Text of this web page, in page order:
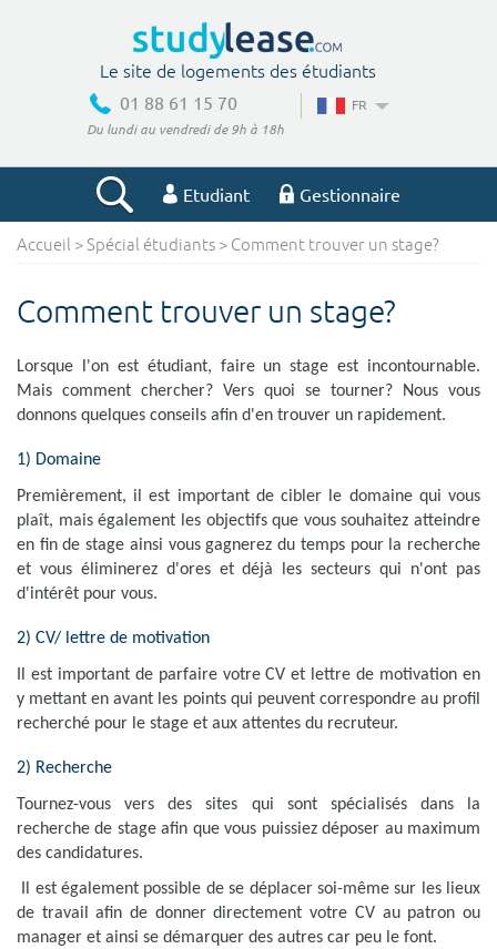
Le site de logements des étudiants
01 88 61 15 70
Du lundi au vendredi de 9h à 18h
FR
Etudiant Gestionnaire
Votre recherche
Ville, école
Budget min Budget max
Surface min
m²
Surface max
m²
Type de location
Colocation
Votre date d'entrée
Accueil >Spécial étudiants > Comment trouver un stage?
Comment trouver un stage?
Lorsque l'on est étudiant, faire un stage est incontournable.
Mais comment chercher? Vers quoi se tourner? Nous vous
donnons quelques conseils afin d'en trouver un rapidement.
1) Domaine
Premièrement, il est important de cibler le domaine qui vous
plaît, mais également les objectifs que vous souhaitez atteindre
en fin de stage ainsi vous gagnerez du temps pour la recherche
et vous éliminerez d'ores et déjà les secteurs qui n'ont pas
d'intérêt pour vous.
2) CV/ lettre de motivation
Il est important de parfaire votre CV et lettre de motivation en
y mettant en avant les points qui peuvent correspondre au profil
recherché pour le stage et aux attentes du recruteur.
2) Recherche
Tournez-vous vers des sites qui sont spécialisés dans la
recherche de stage afin que vous puissiez déposer au maximum
des candidatures.
Il est également possible de se déplacer soi-même sur les lieux
de travail afin de donner directement votre CV au patron ou
manager et ainsi se démarquer des autres car peu le font.